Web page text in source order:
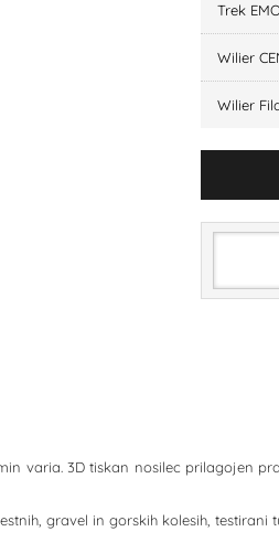
Trek
Wilier
Wilier
varia. 3D tiskan nosilec prilagojen
gravel in gorskih kolesih, testirani